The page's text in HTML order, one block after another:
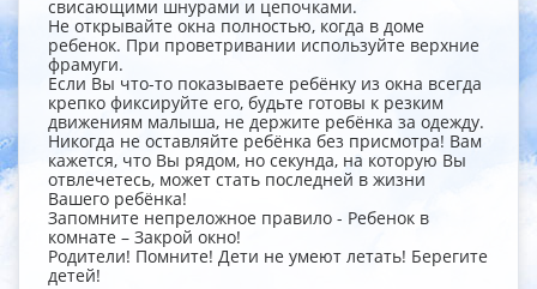
свисающими шнурами и цепочками.
Не открывайте окна полностью, когда в доме
ребенок. При проветривании используйте верхние
фрамуги.
Если Вы что-то показываете ребёнку из окна всегда
крепко фиксируйте его, будьте готовы к резким
движениям малыша, не держите ребёнка за одежду.
Никогда не оставляйте ребёнка без присмотра! Вам
кажется, что Вы рядом, но секунда, на которую Вы
отвлечетесь, может стать последней в жизни
Вашего ребёнка!
Запомните непреложное правило - Ребенок в
комнате – Закрой окно!
Родители! Помните! Дети не умеют летать! Берегите
детей!